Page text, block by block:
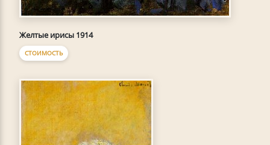
Желтые ирисы 1914
СТОИМОСТЬ